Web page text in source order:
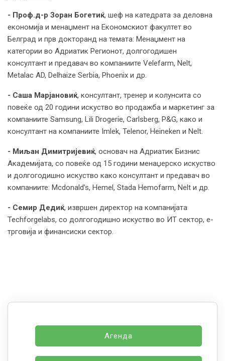
- Проф.д-р Зоран Богетиќ, шеф на катедрата за деловна
економија и менаџмент на Економскиот факултет во
Белград и прв докторанд на темата: Менаџмент на
категории во Адриатик Регионот, долгогодишен
консултант и предавач во компаниите Velefarm, Nelt,
Metalac AD, Delhaize Serbia, Phoenix и др.
- Саша Марјановиќ, консултант, тренер и колунсита со
повеќе од 20 години искуство во продажба и маркетинг за
компаниите Samsung, Lili Drogerie, Carlsberg, P&G, како и
консултант на компаниите Imlek, Telenor, Heineken и Nelt.
- Миљан Димитријевиќ, основач на Адриатик Бизнис
Академијата, со повеќе од 15 години менаџерско искуство
и долгогодишно искуство како консултант и предавач во
компаниите: Mcdonald’s, Hemel, Stada Hemofarm, Nelt и др.
- Семир Дедиќ, извршен директор на компанијата
Techforgelabs, со долгогодишно искуство во ИТ сектор, е-
трговија и финансиски сектор.
Агенда